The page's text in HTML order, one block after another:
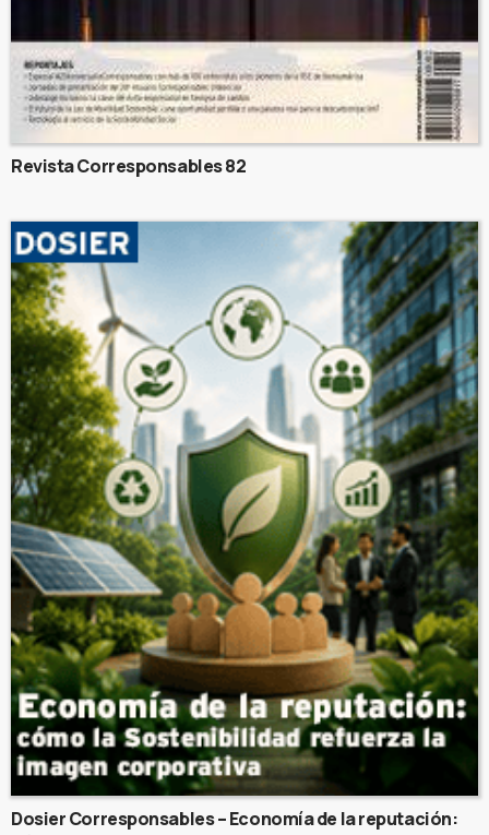
Revista Corresponsables 82
Dosier Corresponsables – Economía de la reputación: